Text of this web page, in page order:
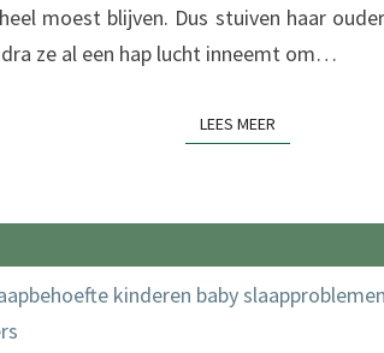
moest blijven. Dus stuiven haar
ze al een hap lucht inneemt om…
LEES MEER